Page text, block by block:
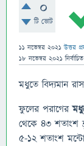
0
টি ভোট
11 নভেম্বর 2021 উত্তর
18 নভেম্বর 2021 নির্বাচিত
মধুতে বিদ্যমান
ফুলের পরাগের
থেকে ৪৩ শতাংশ
৫-১২ শতাংশ